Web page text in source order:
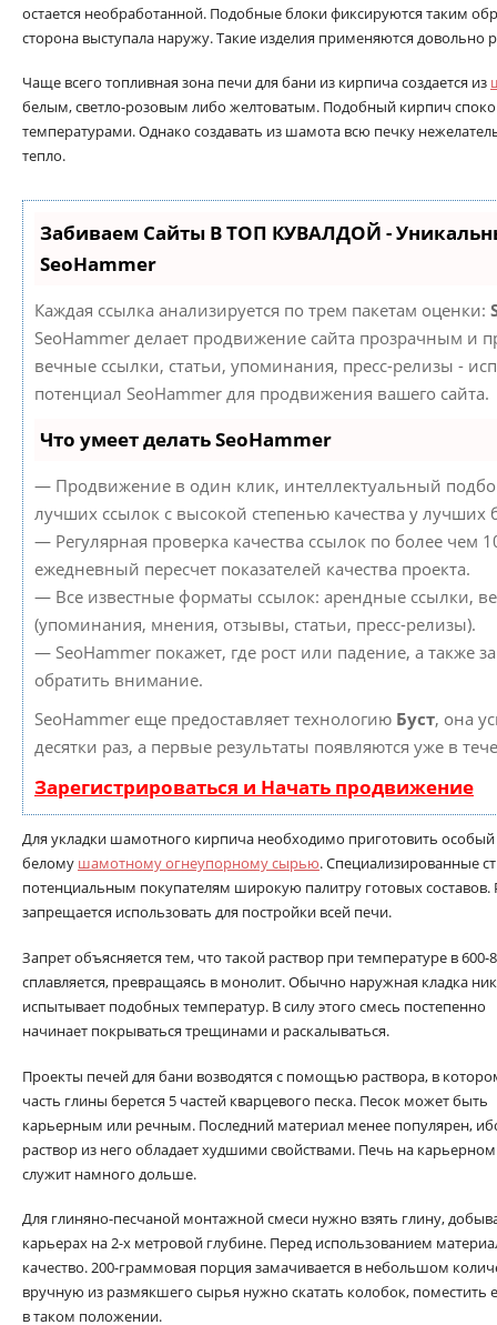
остается необработанной. Подобные блоки фиксируются таким
сторона выступала наружу. Такие изделия применяются довольно
Чаще всего топливная зона печи для бани из кирпича создается из
белым, светло-розовым либо желтоватым. Подобный кирпич
температурами. Однако создавать из шамота всю печку
тепло.
Забиваем Сайты В ТОП КУВАЛДОЙ -
SeoHammer
Каждая ссылка анализируется по трем пакетам оценки:
SeoHammer делает продвижение сайта прозрачным и
вечные ссылки, статьи, упоминания, пресс-релизы -
потенциал SeoHammer для продвижения вашего сайта.
Что умеет делать SeoHammer
— Продвижение в один клик, интеллектуальный
лучших ссылок с высокой степенью качества у лучших
— Регулярная проверка качества ссылок по более чем
ежедневный пересчет показателей качества проекта.
— Все известные форматы ссылок: арендные ссылки,
(упоминания, мнения, отзывы, статьи, пресс-релизы).
— SeoHammer покажет, где рост или падение, а также
обратить внимание.
SeoHammer еще предоставляет технологию Буст, она
десятки раз, а первые результаты появляются уже в
Зарегистрироваться и Начать продвижение
Для укладки шамотного кирпича необходимо приготовить особый
белому шамотному огнеупорному сырью. Специализированные
потенциальным покупателям широкую палитру готовых составов.
запрещается использовать для постройки всей печи.
Запрет объясняется тем, что такой раствор при температуре в 600-
сплавляется, превращаясь в монолит. Обычно наружная кладка
испытывает подобных температур. В силу этого смесь постепенно
начинает покрываться трещинами и раскалываться.
Проекты печей для бани возводятся с помощью раствора, в
часть глины берется 5 частей кварцевого песка. Песок может быть
карьерным или речным. Последний материал менее популярен,
раствор из него обладает худшими свойствами. Печь на
служит намного дольше.
Для глиняно-песчаной монтажной смеси нужно взять глину,
карьерах на 2-х метровой глубине. Перед использованием
качество. 200-граммовая порция замачивается в небольшом
вручную из размякшего сырья нужно скатать колобок, поместить
в таком положении.